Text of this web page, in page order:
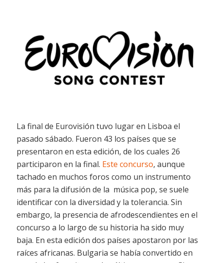
La final de Eurovisión tuvo lugar en Lisboa el
pasado sábado. Fueron 43 los países que se
presentaron en esta edición, de los cuales 26
participaron en la final. Este concurso, aunque
tachado en muchos foros como un instrumento
más para la difusión de la música pop, se suele
identificar con la diversidad y la tolerancia. Sin
embargo, la presencia de afrodescendientes en el
concurso a lo largo de su historia ha sido muy
baja. En esta edición dos países apostaron por las
raíces africanas. Bulgaria se había convertido en